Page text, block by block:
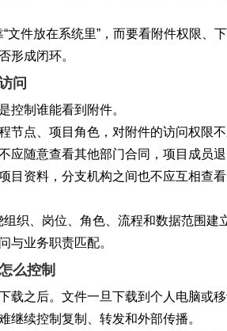
文件放在系统里”，而要看附件权限、下
形成闭环。
问
控制谁能看到附件。
节点、项目角色，对附件的访问权限
应随意查看其他部门合同，项目成员
目资料，分支机构之间也不应互相查
织、岗位、角色、流程和数据范围建
与业务职责匹配。
么控制
载之后。文件一旦下载到个人电脑或
继续控制复制、转发和外部传播。